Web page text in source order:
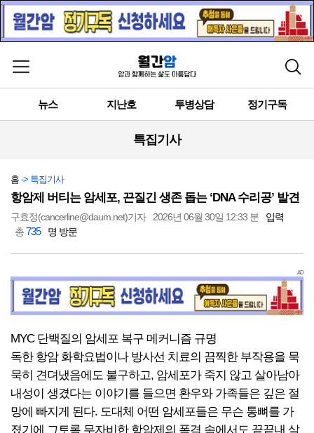
메뉴 열기 검색
뉴스 지난호 투병상담 정기구독
특집기사
홈 -> 특집기사
항암제 버티는 암세포, 끈질긴 생존 돕는 ‘DNA 수리공’ 발견
구효정(cancerline@daum.net)기자 2026년 06월 30일 12:33 분
입력
총735 명 방문
AD
MYC 단백질의 암세포 복구 메커니즘 규명
독한 항암 화학요법이나 방사선 치료의 끔찍한 부작용을 묵
묵히 견뎌냈음에도 불구하고, 암세포가 죽지 않고 살아남아
내성이 생겼다는 이야기를 들으면 환우와 가족들은 깊은 절
망에 빠지게 된다. 도대체 어떤 암세포들은 무슨 통뼈를 가
졌기에 그토록 무자비한 항암제의 폭격 속에서도 끝끝내 살